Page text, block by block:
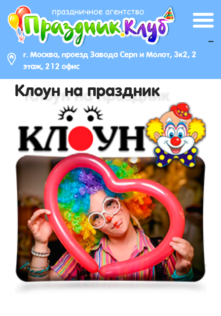
г. Москва, проезд Завода Серп и Молот, 3к2, 2
этаж, 212 офис
_
Клоун на праздник